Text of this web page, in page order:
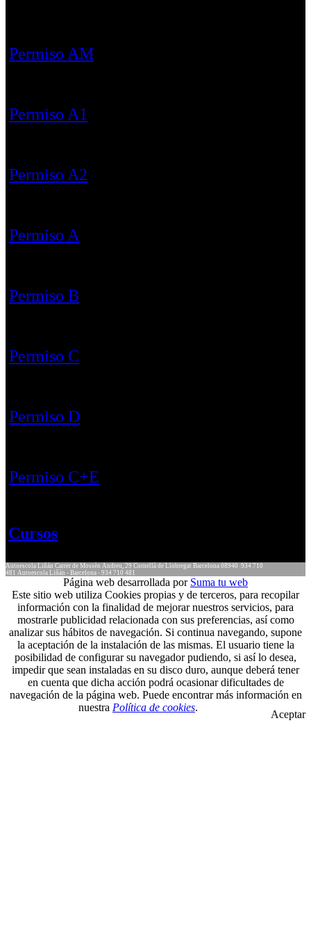
Permiso AM
Permiso A1
Permiso A2
Permiso A
Permiso B
Permiso C
Permiso D
Permiso C+E
Cursos
Autoescola Liñán Carrer de Mossèn Andreu, 29 Cornellà de Llobregat Barcelona 08940 934 710
481 Autoescola Liñán - Barcelona - 934 710 481
Página web desarrollada por Suma tu web
Este sitio web utiliza Cookies propias y de terceros, para recopilar
información con la finalidad de mejorar nuestros servicios, para
mostrarle publicidad relacionada con sus preferencias, así como
analizar sus hábitos de navegación. Si continua navegando, supone
la aceptación de la instalación de las mismas. El usuario tiene la
posibilidad de configurar su navegador pudiendo, si así lo desea,
impedir que sean instaladas en su disco duro, aunque deberá tener
en cuenta que dicha acción podrá ocasionar dificultades de
navegación de la página web. Puede encontrar más información en
nuestra Política de cookies.
Aceptar